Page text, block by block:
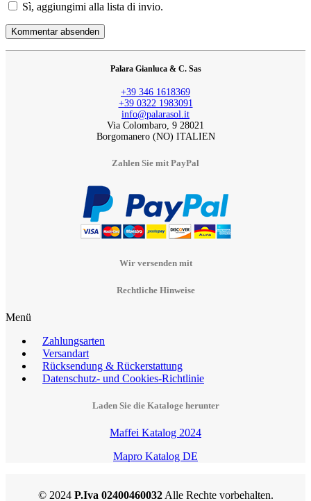
Sì, aggiungimi alla lista di invio.
Palara Gianluca & C. Sas
+39 346 1618369
+39 0322 1983091
info@palarasol.it
Via Colombaro, 9 28021
Borgomanero (NO) ITALIEN
Zahlen Sie mit PayPal
Wir versenden mit
Rechtliche Hinweise
Menü
Zahlungsarten
Versandart
Rücksendung & Rückerstattung
Datenschutz- und Cookies-Richtlinie
Laden Sie die Kataloge herunter
Maffei Katalog 2024
Mapro Katalog DE
© 2024 P.Iva 02400460032Alle Rechte vorbehalten.